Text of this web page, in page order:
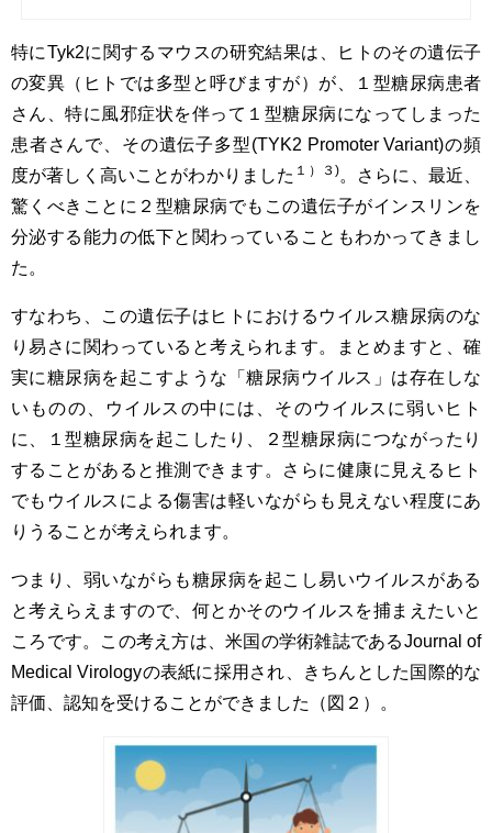
特にTyk2に関するマウスの研究結果は、ヒトのその遺伝子
の変異（ヒトでは多型と呼びますが）が、１型糖尿病患者
さん、特に風邪症状を伴って１型糖尿病になってしまった
患者さんで、その遺伝子多型(TYK2 Promoter Variant)の頻
度が著しく高いことがわかりました １）３)。さらに、最近、
驚くべきことに２型糖尿病でもこの遺伝子がインスリンを
分泌する能力の低下と関わっていることもわかってきまし
た。
すなわち、この遺伝子はヒトにおけるウイルス糖尿病のな
り易さに関わっていると考えられます。まとめますと、確
実に糖尿病を起こすような「糖尿病ウイルス」は存在しな
いものの、ウイルスの中には、そのウイルスに弱いヒト
に、１型糖尿病を起こしたり、２型糖尿病につながったり
することがあると推測できます。さらに健康に見えるヒト
でもウイルスによる傷害は軽いながらも見えない程度にあ
りうることが考えられます。
つまり、弱いながらも糖尿病を起こし易いウイルスがある
と考えらえますので、何とかそのウイルスを捕まえたいと
ころです。この考え方は、米国の学術雑誌であるJournal of
Medical Virologyの表紙に採用され、きちんとした国際的な
評価、認知を受けることができました（図２）。